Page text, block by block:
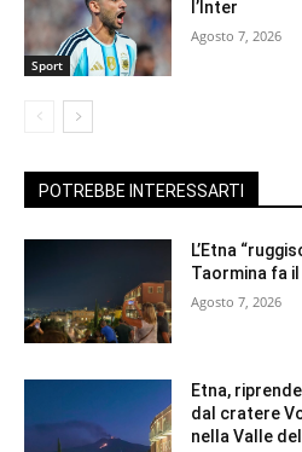
Sport
l’Inter
Agosto 7, 2026
POTREBBE INTERESSARTI
L’Etna
Taormina fa
Agosto 7, 2026
Etna,
dal cratere
nella Valle